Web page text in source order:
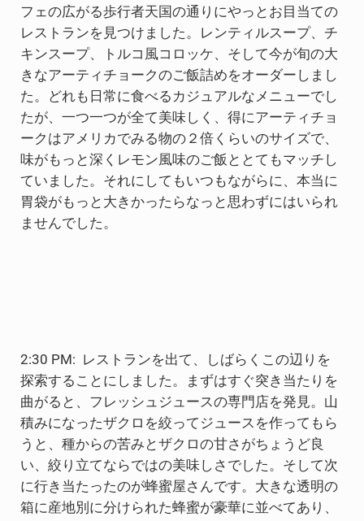
フェの広がる歩行者天国の通りにやっとお目当ての
レストランを見つけました。レンティルスープ、チ
キンスープ、トルコ風コロッケ、そして今が旬の大
きなアーティチョークのご飯詰めをオーダーしまし
た。どれも日常に食べるカジュアルなメニューでし
たが、一つ一つが全て美味しく、得にアーティチョ
ークはアメリカでみる物の２倍くらいのサイズで、
味がもっと深くレモン風味のご飯ととてもマッチし
ていました。それにしてもいつもながらに、本当に
胃袋がもっと大きかったらなっと思わずにはいられ
ませんでした。
2:30 PM: レストランを出て、しばらくこの辺りを
探索することにしました。まずはすぐ突き当たりを
曲がると、フレッシュジュースの専門店を発見。山
積みになったザクロを絞ってジュースを作ってもら
うと、種からの苦みとザクロの甘さがちょうど良
い、絞り立てならではの美味しさでした。そして次
に行き当たったのが蜂蜜屋さんです。大きな透明の
箱に産地別に分けられた蜂蜜が豪華に並べてあり、